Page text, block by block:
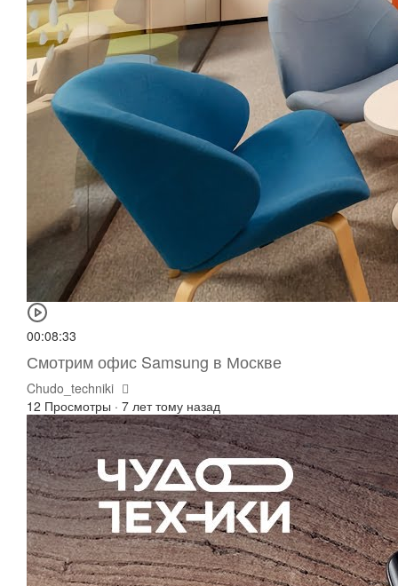
00:08:33
Смотрим офис Samsung в Москве
Chudo_techniki
12 Просмотры · 7 лет тому назад